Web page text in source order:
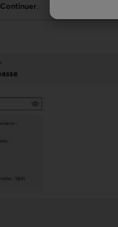
Continuer.